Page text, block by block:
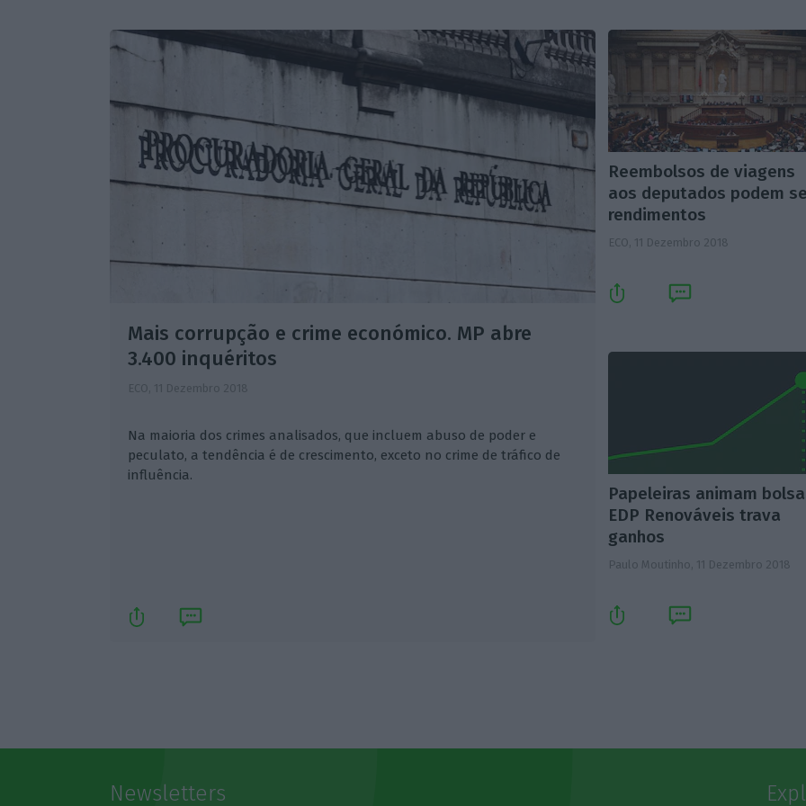
Mais corrupção e crime económico. MP abre
3.400 inquéritos
ECO, 11 Dezembro 2018
Na maioria dos crimes analisados, que incluem abuso de poder e
peculato, a tendência é de crescimento, exceto no crime de tráfico de
influência.
Reembolsos de viagens
aos deputados podem
rendimentos
ECO, 11 Dezembro 2018
Papeleiras animam
EDP Renováveis trava
ganhos
Paulo Moutinho, 11 Dezembro 2018
Newsletters